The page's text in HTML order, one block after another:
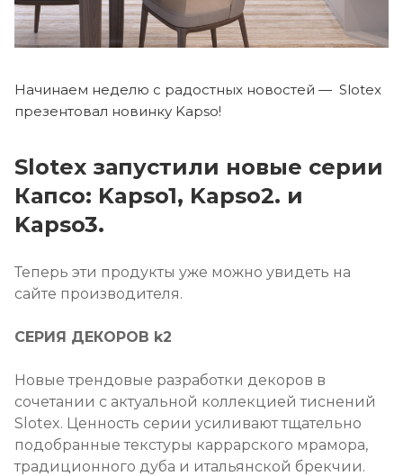
Начинаем неделю с радостных новостей — Slotex
презентовал новинку Kapso!
Slotex запустили новые серии
Капсо: Kapso1, Kapso2. и
Kapso3.
Теперь эти продукты уже можно увидеть на
сайте производителя.
СЕРИЯ ДЕКОРОВ k2
Новые трендовые разработки декоров в
сочетании с актуальной коллекцией тиснений
Slotex. Ценность серии усиливают тщательно
подобранные текстуры каррарского мрамора,
традиционного дуба и итальянской брекчии.